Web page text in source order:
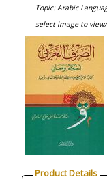
Topic: Arabic
select image to
Product Details